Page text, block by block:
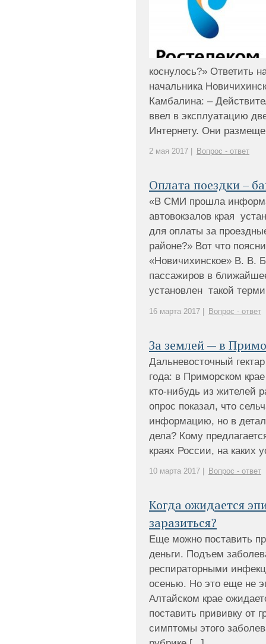
коснулось?» Ответить
начальника
Камбалина: –
ввел в эксплуатацию
Интернету. Они
2 мая 2017 | Вопрос - ответ
Оплата поездки –
«В СМИ прошла
автовокзалов края
для оплаты за
районе?» Вот что
«Новичихинское» В. В.
пассажиров в
установлен такой
16 марта 2017 | Вопрос - ответ
За землей — в
Дальневосточный
года: в Приморском
кто-нибудь из жителей
опрос показал, что
информацию, но в
дела? Кому
краях России, на каких
10 марта 2017 | Вопрос - ответ
Когда ожидается
заразиться?
Еще можно поставить
деньги. Подъем
респираторными
осенью. Но это еще не
Алтайском крае
поставить прививку от
симптомы этого